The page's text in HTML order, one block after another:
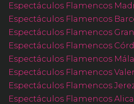
Espectáculos Flamencos
Espectáculos Flamencos
Espectáculos Flamencos
Espectáculos Flamencos
Espectáculos Flamencos
Espectáculos Flamencos
Espectáculos Flamencos
Espectáculos Flamencos